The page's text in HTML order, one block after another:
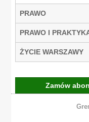
PRAWO
PRAWO I
ŻYCIE WARSZAWY
Zamów